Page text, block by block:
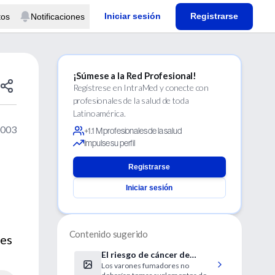
Notificaciones Iniciar sesión Registrarse
¡Súmese a la Red Profesional!
Regístrese en IntraMed y conecte con
profesionales de la salud de toda
Latinoamérica.
+1.1 M profesionales de la salud
Impulse su perfil
Registrarse
Iniciar sesión
Contenido sugerido
El riesgo de cáncer de
pulmón es mayor en
Los varones fumadores no